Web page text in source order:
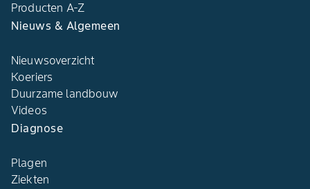
Producten A-Z
Nieuws & Algemeen
Nieuwsoverzicht
Koeriers
Duurzame landbouw
Videos
Diagnose
Plagen
Ziekten